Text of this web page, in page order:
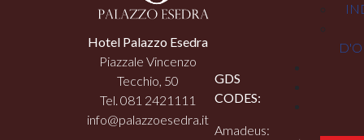
Hotel Palazzo Esedra
Piazzale Vincenzo
Tecchio, 50
Tel. 081 2421111
info@palazzoesedra.it
GDS
CODES:
Amadeus: